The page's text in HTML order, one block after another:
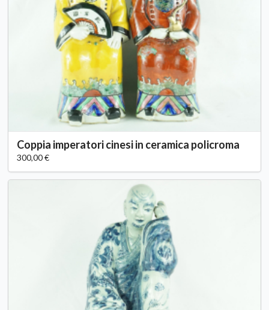
Coppia imperatori cinesi in ceramica policroma
300,00 €